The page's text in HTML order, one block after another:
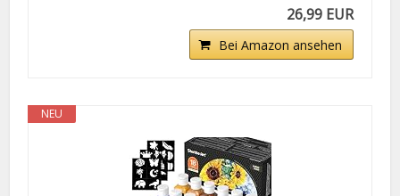
26,99 EUR
Bei Amazon ansehen
NEU